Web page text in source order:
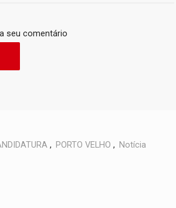
seu comentário
, PORTO VELHO , Notícia